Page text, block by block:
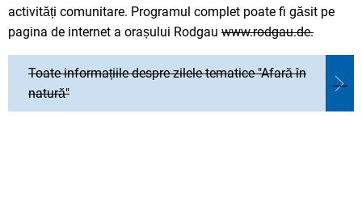
activități comunitare. Programul complet poate fi găsit pe
pagina de internet a orașului Rodgau www.rodgau.de.
Toate informațiile despre zilele tematice "Afară în
natură"